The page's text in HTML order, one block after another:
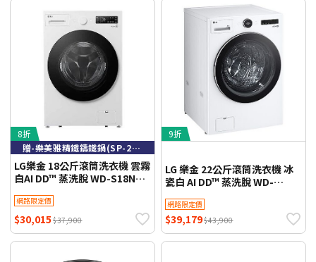
8折
贈-樂美雅精鐵鑄鐵鍋(SP-2603)
LG樂金 18公斤滾筒洗衣機 雲霧
白AI DD™ 蒸洗脫 WD-S18NW
鐵鑄鐵鍋(SP-2603)【限時優
惠】
網路限定價
$30,015 $37,900
9折
LG 樂金 22公斤滾筒洗衣機 冰
瓷白 AI DD™ 蒸洗脫 WD-
優惠】
網路限定價
$39,179$43,900